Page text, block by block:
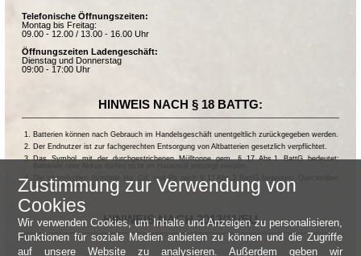
Telefonische Öffnungszeiten:
Montag bis Freitag:
09.00 - 12.00 / 13.00 - 16.00 Uhr
Öffnungszeiten Ladengeschäft:
Dienstag und Donnerstag
09:00 - 17:00 Uhr
HINWEIS NACH § 18 BATTG:
Batterien können nach Gebrauch im Handelsgeschäft unentgeltlich zurückgegeben werden.
Der Endnutzer ist zur fachgerechten Entsorgung von Altbatterien gesetzlich verpflichtet.
Das Symbol mit der durchgestrichenen Mülltonne gem. § 17 Abs.1 BattG bedeutet:
Die chemischen Symbole Hg, Cd, und Pb nach § 17 Abs.3 BattG bedeuten: Quecksilber,
Cadmium und Blei.
HINWEIS NACH 2013/11/EU
Zustimmung zur Verwendung von
Cookies
Wir verwenden Cookies, um Inhalte und Anzeigen zu personalisieren,
Funktionen für soziale Medien anbieten zu können und die Zugriffe
auf unsere Website zu analysieren. Außerdem geben wir